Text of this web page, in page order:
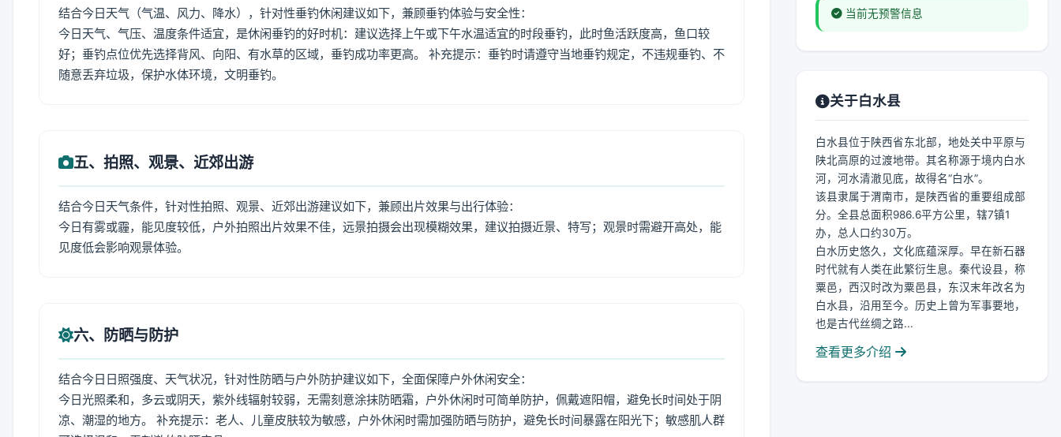
结合今日天气（气温、风力、降水），针对性垂钓休闲建议如下，兼顾垂钓体验与安全性：
今日天气、气压、温度条件适宜，是休闲垂钓的好时机：建议选择上午或下午水温适宜的时段垂钓，此时鱼活跃度高，鱼口较
好；垂钓点位优先选择背风、向阳、有水草的区域，垂钓成功率更高。 补充提示：垂钓时请遵守当地垂钓规定，不违规垂钓、不
随意丢弃垃圾，保护水体环境，文明垂钓。
五、拍照、观景、近郊出游
结合今日天气条件，针对性拍照、观景、近郊出游建议如下，兼顾出片效果与出行体验：
今日有雾或霾，能见度较低，户外拍照出片效果不佳，远景拍摄会出现模糊效果，建议拍摄近景、特写；观景时需避开高处，能
见度低会影响观景体验。
六、防晒与防护
结合今日日照强度、天气状况，针对性防晒与户外防护建议如下，全面保障户外休闲安全：
今日光照柔和，多云或阴天，紫外线辐射较弱，无需刻意涂抹防晒霜，户外休闲时可简单防护，佩戴遮阳帽，避免长时间处于阴
凉、潮湿的地方。 补充提示：老人、儿童皮肤较为敏感，户外休闲时需加强防晒与防护，避免长时间暴露在阳光下；敏感肌人群
当前无预警信息
关于白水县
白水县位于陕西省东北部，地处关中平原与
陕北高原的过渡地带。其名称源于境内白水
河，河水清澈见底，故得名“白水”。
该县隶属于渭南市，是陕西省的重要组成部
分。全县总面积986.6平方公里，辖7镇1
办，总人口约30万。
白水历史悠久，文化底蕴深厚。早在新石器
时代就有人类在此繁衍生息。秦代设县，称
粟邑，西汉时改为粟邑县，东汉末年改名为
白水县，沿用至今。历史上曾为军事要地，
也是古代丝绸之路...
查看更多介绍